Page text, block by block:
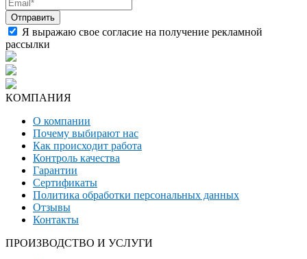
Я выражаю свое согласие на получение рекламной
рассылки
КОМПАНИЯ
О компании
Почему выбирают нас
Как происходит работа
Контроль качества
Гарантии
Сертификаты
Политика обработки персональных данных
Отзывы
Контакты
ПРОИЗВОДСТВО И УСЛУГИ